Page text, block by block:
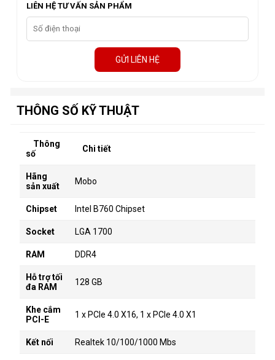
LIÊN HỆ TƯ VẤN SẢN PHẨM
GỬI LIÊN HỆ
THÔNG SỐ KỸ THUẬT
Thông
số
Chi tiết
Hãng
sản xuất
Mobo
Chipset Intel B760 Chipset
Socket LGA 1700
RAM DDR4
Hỗ trợ tối
đa RAM
128 GB
Khe cắm
PCI-E
1 x PCIe 4.0 X16, 1 x PCIe 4.0 X1
Kết nối Realtek 10/100/1000 Mbs